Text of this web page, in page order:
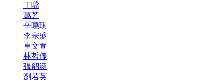
丁噹
萬芳
辛曉琪
李宗盛
卓文萱
林哲儀
張韶涵
劉若英